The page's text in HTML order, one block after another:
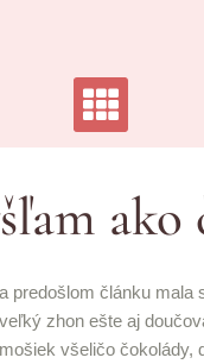
ako
predošlom článku mala
zhon ešte aj
všeličo čokolády,